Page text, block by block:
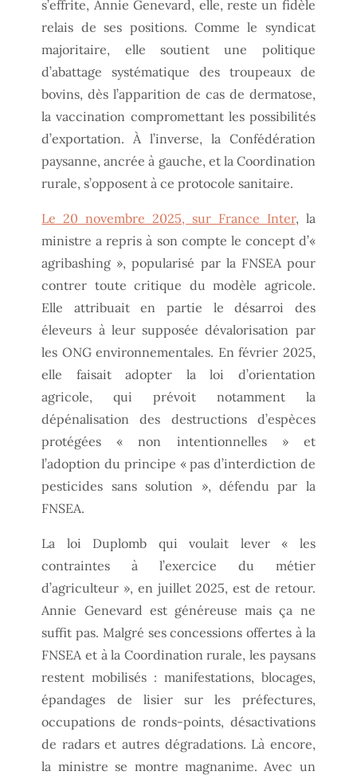
s’effrite, Annie Genevard, elle, reste un fidèle
relais de ses positions. Comme le syndicat
majoritaire, elle soutient une politique
d’abattage systématique des troupeaux de
bovins, dès l’apparition de cas de dermatose,
la vaccination compromettant les possibilités
d’exportation. À l’inverse, la Confédération
paysanne, ancrée à gauche, et la Coordination
rurale, s’opposent à ce protocole sanitaire.
Le 20 novembre 2025, sur France Inter, la
ministre a repris à son compte le concept d’«
agribashing », popularisé par la FNSEA pour
contrer toute critique du modèle agricole.
Elle attribuait en partie le désarroi des
éleveurs à leur supposée dévalorisation par
les ONG environnementales. En février 2025,
elle faisait adopter la loi d’orientation
agricole, qui prévoit notamment la
dépénalisation des destructions d’espèces
protégées « non intentionnelles » et
l’adoption du principe « pas d’interdiction de
pesticides sans solution », défendu par la
FNSEA.
La loi Duplomb qui voulait lever « les
contraintes à l’exercice du métier
d’agriculteur », en juillet 2025, est de retour.
Annie Genevard est généreuse mais ça ne
suffit pas. Malgré ses concessions offertes à la
FNSEA et à la Coordination rurale, les paysans
restent mobilisés : manifestations, blocages,
épandages de lisier sur les préfectures,
occupations de ronds-points, désactivations
de radars et autres dégradations. Là encore,
la ministre se montre magnanime. Avec un